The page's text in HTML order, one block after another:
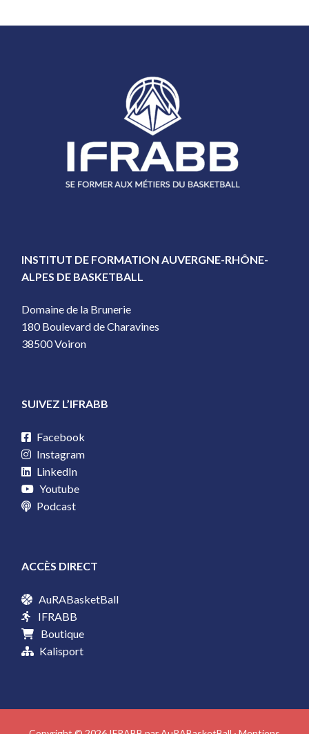
INSTITUT DE FORMATION AUVERGNE-RHÔNE-
ALPES DE BASKETBALL
Domaine de la Brunerie
180 Boulevard de Charavines
38500 Voiron
SUIVEZ L’IFRABB
Facebook
Instagram
LinkedIn
Youtube
Podcast
ACCÈS DIRECT
AuRABasketBall
IFRABB
Boutique
Kalisport